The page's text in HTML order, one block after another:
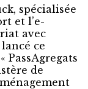
spécialisée
et l’e-
avec
ce
PassAgregats
de